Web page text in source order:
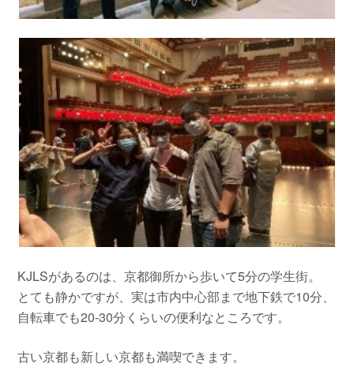
KJLSがあるのは、京都御所から歩いて5分の学生街。
とても静かですが、実は市内中心部まで地下鉄で10分、
自転車でも20-30分くらいの便利なところです。
古い京都も新しい京都も満喫できます。